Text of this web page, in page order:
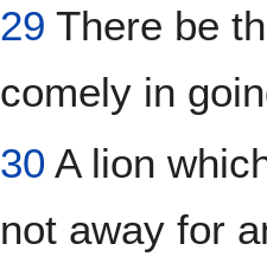
29 There be
comely in
30 A lion
not away for